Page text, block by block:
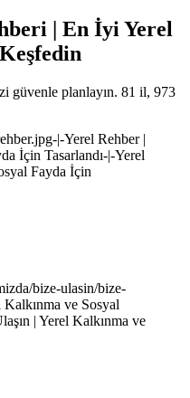
| En İyi Yerel
güvenle planlayın. 81 il, 973
|-Yerel Rehber |
İçin Tasarlandı-|-Yerel
Fayda İçin
bize-ulasin/bize-
ve Sosyal
| Yerel Kalkınma ve